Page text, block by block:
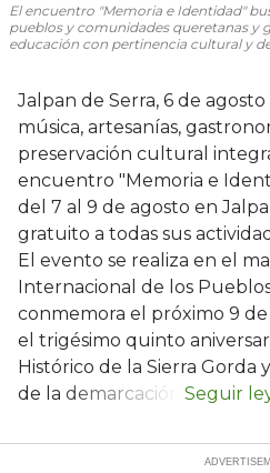
El encuentro "Memoria e Identidad"
pueblos y comunidades queretanas y
educación con pertinencia cultural y
Jalpan de Serra, 6 de
música, artesanías,
preservación cultural
encuentro "Memoria e
del 7 al 9 de agosto en
gratuito a todas sus
El evento se realiza en el
Internacional de los
conmemora el próximo 9
el trigésimo quinto
Histórico de la Sierra Gorda
de la demarcación.